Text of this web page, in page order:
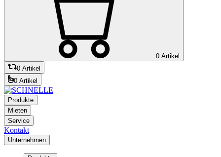
0 Artikel
0 Artikel
0 Artikel
Produkte
Mieten
Service
Kontakt
Unternehmen